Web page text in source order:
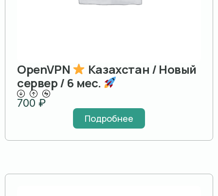
OpenVPN
Казахстан / Новый
сервер / 6 мес.
700 ₽
Подробнее